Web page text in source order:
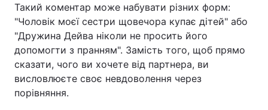
Такий коментар може набувати різних форм:
"Чоловік моєї сестри щовечора купає дітей" або
"Дружина Дейва ніколи не просить його
допомогти з пранням". Замість того, щоб прямо
сказати, чого ви хочете від партнера, ви
висловлюєте своє невдоволення через
порівняння.